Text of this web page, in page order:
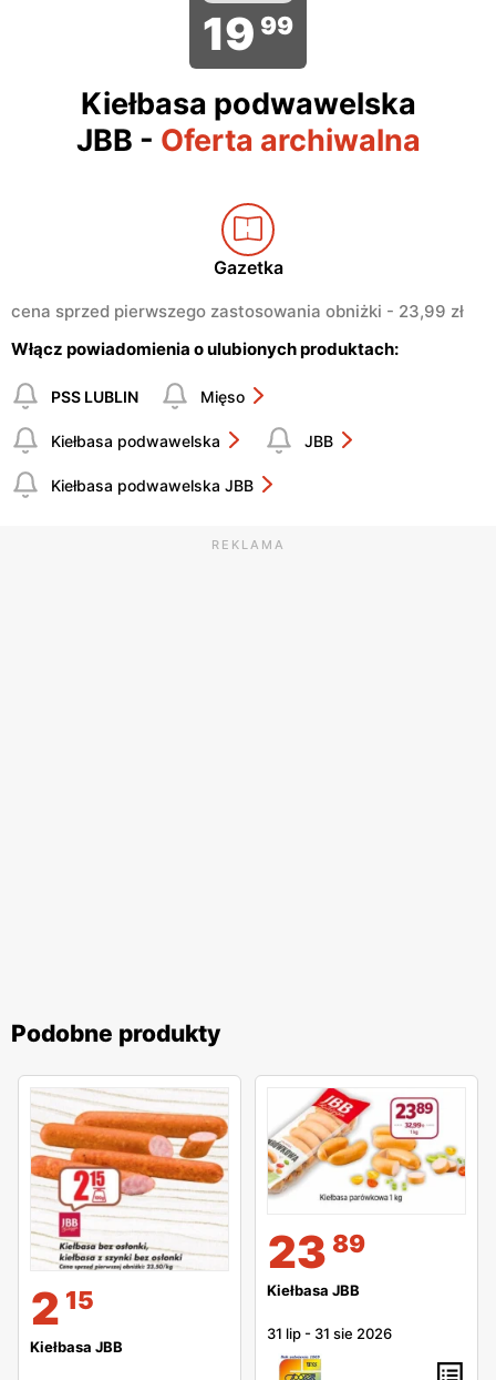
19 99
Kiełbasa podwawelska
JBB - Oferta archiwalna
Gazetka
cena sprzed pierwszego zastosowania obniżki - 23,99 zł
Włącz powiadomienia o ulubionych produktach:
PSS LUBLIN Mięso
Kiełbasa podwawelska JBB
Kiełbasa podwawelska JBB
REKLAMA
Podobne produkty
2 15
Kiełbasa JBB
23 89
Kiełbasa JBB
31 lip - 31 sie 2026